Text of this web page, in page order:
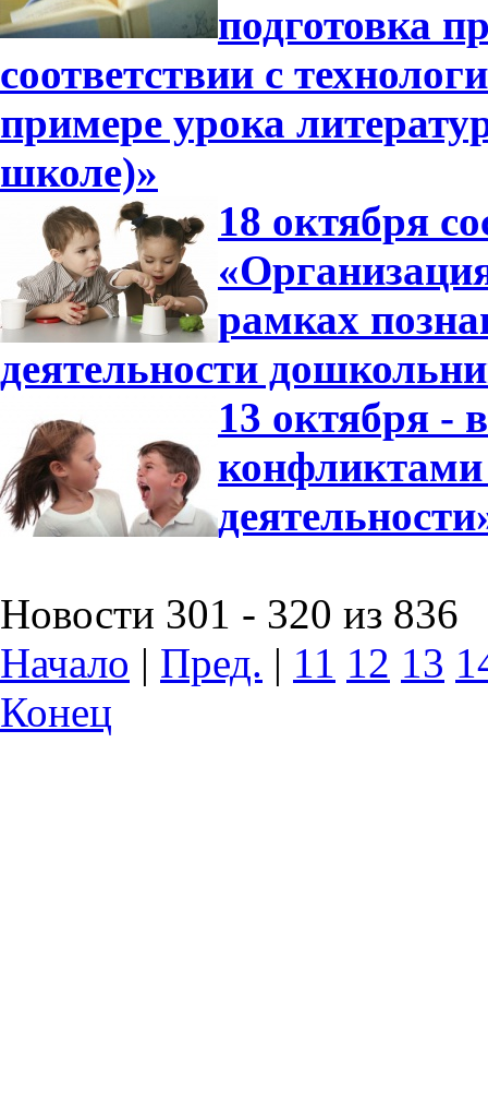
подготовка
соответствии с
примере урока
школе)»
18 октября
рамках
деятельности
13 октября -
конфликтами
Новости 301 - 320 из 836
Начало | Пред. | 11 12 13
Конец